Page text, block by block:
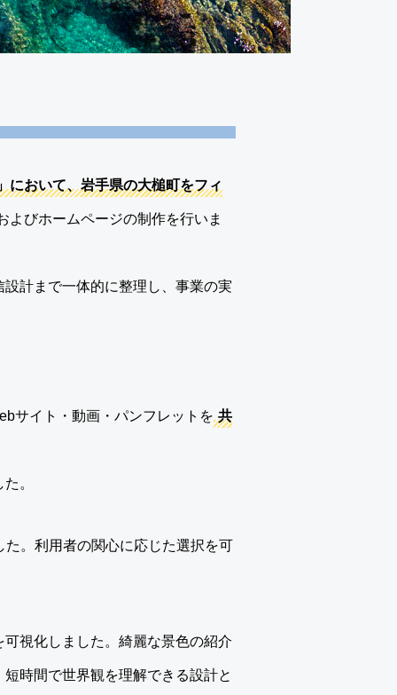
において、岩手県の大槌町をフィ
よびホームページの制作を行いま
計まで一体的に整理し、事業の実
サイト・動画・パンフレットを 共
。
。利用者の関心に応じた選択を可
視化しました。綺麗な景色の紹介
時間で世界観を理解できる設計と